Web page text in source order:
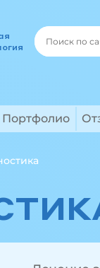
Портфолио